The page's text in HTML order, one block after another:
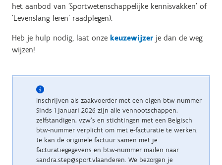
het aanbod van 'Sportwetenschappelijke kennisvakken' of
'Levenslang leren' raadplegen).
Heb je hulp nodig, laat onze keuzewijzerje dan de weg
wijzen!
Inschrijven als zaakvoerder met een eigen btw-nummer
Sinds 1 januari 2026 zijn alle vennootschappen,
zelfstandigen, vzw’s en stichtingen met een Belgisch
btw-nummer verplicht om met e-facturatie te werken.
Je kan de originele factuur samen met je
facturatiegegevens en btw-nummer mailen naar
sandra.step@sport.vlaanderen. We bezorgen je